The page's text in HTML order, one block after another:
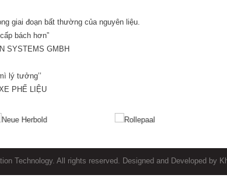
giai đoạn bất thường của nguyên liệu.
bách hơn”
SYSTEMS GMBH
lý tưởng’’
PHẾ LIỆU
Technology. All rights reserved. Designed and Developed by